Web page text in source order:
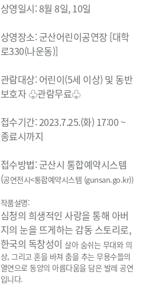
상영일시: 8월 8일, 10일
상영장소: 군산어린이공연장 [대학
로330(나운동)]
관람대상: 어린이(5세 이상) 및 동반
보호자 ♧관람무료♧
접수기간: 2023.7.25.(화) 17:00 ~
종료시까지
접수방법: 군산시 통합예약시스템
(공연전시<통합예약시스템 (gunsan.go.kr))
작품설명:
심청의 희생적인 사랑을 통해 아버
지의 눈을 뜨게하는 감동 스토리로,
한국의 독창성이 살아 숨쉬는 무대와 의
상, 그리고 혼을 바쳐 춤을 추는 무용수들의
열연으로 동양의 아름다움을 담은 발레 공연
입니다.